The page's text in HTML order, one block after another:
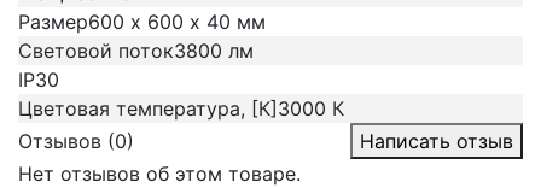
Размер600 х 600 х 40 мм
Световой поток3800 лм
IP30
Цветовая температура, [К] 3000 К
Отзывов (0)
Написать отзыв
Нет отзывов об этом товаре.